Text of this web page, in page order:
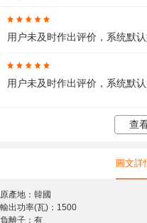
用户未及时作出评价，系统默
用户未及时作出评价，系统默
查
圖文詳
原產地：韓國
輸出功率(瓦)：1500
負離子：有